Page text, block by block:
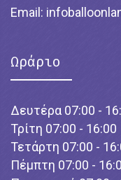
Email:
Ωράριο
Δευτέρα 07:00 -
Τρίτη 07:00 - 16:00
Τετάρτη 07:00 -
Πέμπτη 07:00 -